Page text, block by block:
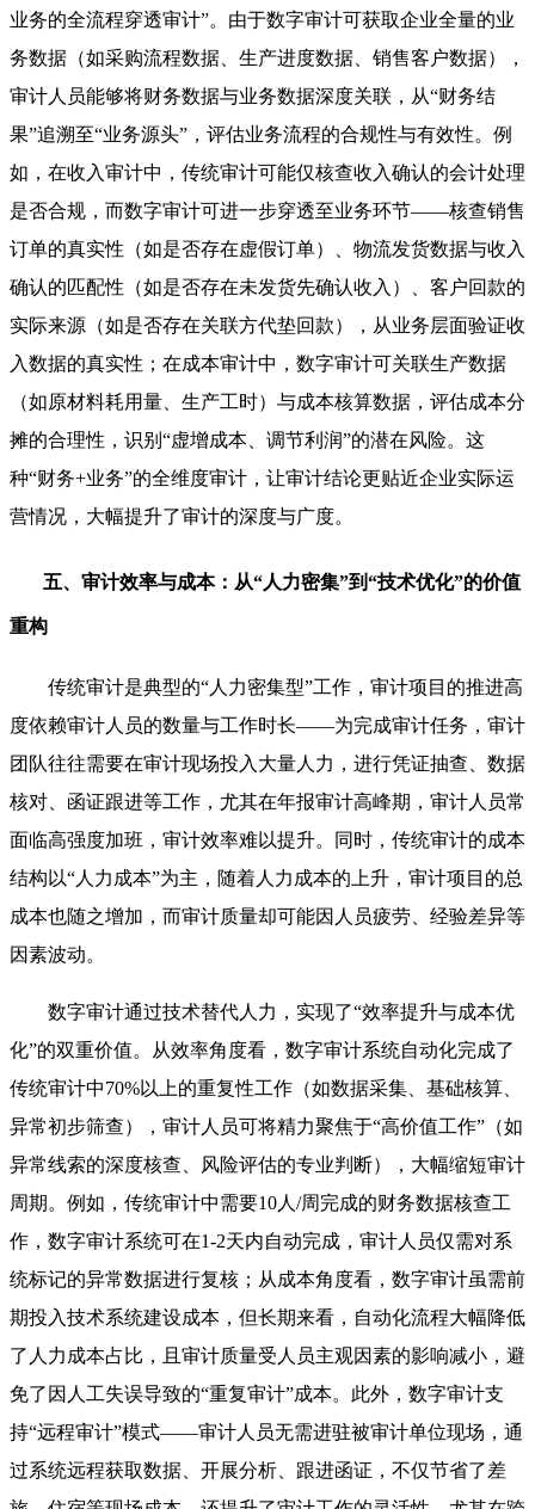
业务的全流程穿透审计”。由于数字审计可获取企业全量的业
务数据（如采购流程数据、生产进度数据、销售客户数据），
审计人员能够将财务数据与业务数据深度关联，从“财务结
果”追溯至“业务源头”，评估业务流程的合规性与有效性。例
如，在收入审计中，传统审计可能仅核查收入确认的会计处理
是否合规，而数字审计可进一步穿透至业务环节——核查销售
订单的真实性（如是否存在虚假订单）、物流发货数据与收入
确认的匹配性（如是否存在未发货先确认收入）、客户回款的
实际来源（如是否存在关联方代垫回款），从业务层面验证收
入数据的真实性；在成本审计中，数字审计可关联生产数据
（如原材料耗用量、生产工时）与成本核算数据，评估成本分
摊的合理性，识别“虚增成本、调节利润”的潜在风险。这
种“财务+业务”的全维度审计，让审计结论更贴近企业实际运
营情况，大幅提升了审计的深度与广度。
五、审计效率与成本：从“人力密集”到“技术优化”的价值
重构
传统审计是典型的“人力密集型”工作，审计项目的推进高
度依赖审计人员的数量与工作时长——为完成审计任务，审计
团队往往需要在审计现场投入大量人力，进行凭证抽查、数据
核对、函证跟进等工作，尤其在年报审计高峰期，审计人员常
面临高强度加班，审计效率难以提升。同时，传统审计的成本
结构以“人力成本”为主，随着人力成本的上升，审计项目的总
成本也随之增加，而审计质量却可能因人员疲劳、经验差异等
因素波动。
数字审计通过技术替代人力，实现了“效率提升与成本优
化”的双重价值。从效率角度看，数字审计系统自动化完成了
传统审计中70%以上的重复性工作（如数据采集、基础核算、
异常初步筛查），审计人员可将精力聚焦于“高价值工作”（如
异常线索的深度核查、风险评估的专业判断），大幅缩短审计
周期。例如，传统审计中需要10人/周完成的财务数据核查工
作，数字审计系统可在1-2天内自动完成，审计人员仅需对系
统标记的异常数据进行复核；从成本角度看，数字审计虽需前
期投入技术系统建设成本，但长期来看，自动化流程大幅降低
了人力成本占比，且审计质量受人员主观因素的影响减小，避
免了因人工失误导致的“重复审计”成本。此外，数字审计支
持“远程审计”模式——审计人员无需进驻被审计单位现场，通
过系统远程获取数据、开展分析、跟进函证，不仅节省了差